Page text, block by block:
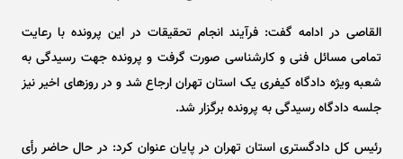
القاصی در ادامه گفت: فرآیند انجام تحقیقات در این پرونده با رعایت
تمامی مسائل فنی و کارشناسی صورت گرفت و پرونده جهت رسیدگی به
شعبه ویژه دادگاه کیفری یک استان تهران ارجاع شد و در روز‌های اخیر نیز
جلسه دادگاه رسیدگی به پرونده برگزار شد.
رئیس کل دادگستری استان تهران در پایان عنوان کرد: در حال حاضر رأی